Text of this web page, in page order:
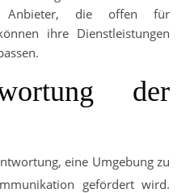
Anbieter, die offen für
ihre Dienstleistungen
der
eine Umgebung zu
gefördert wird.